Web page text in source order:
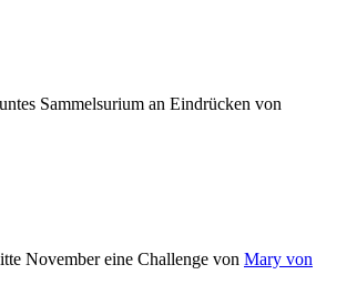
Sammelsurium an Eindrücken von
November eine Challenge von Mary von